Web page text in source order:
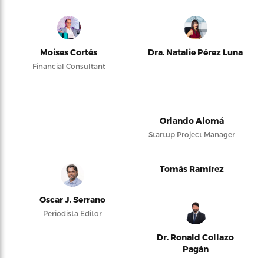
Moises Cortés
Financial Consultant
Dra. Natalie Pérez Luna
Orlando Alomá
Startup Project Manager
Oscar J. Serrano
Periodista Editor
Tomás Ramírez
Dr. Ronald Collazo
Pagán